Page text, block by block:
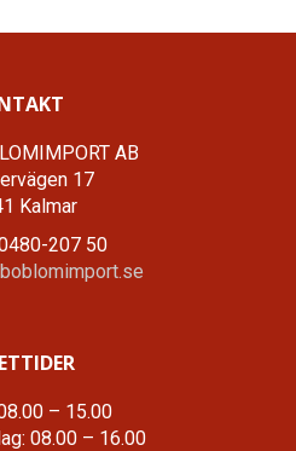
AB
17
Kalmar
207 50
– 15.00
08.00 – 16.00